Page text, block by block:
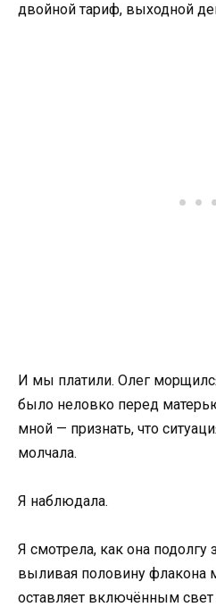
двойной тариф, выходной
И мы платили. Олег
было неловко перед
мной — признать, что
молчала.
Я наблюдала.
Я смотрела, как она подолгу
выливая половину флакона
оставляет включённым